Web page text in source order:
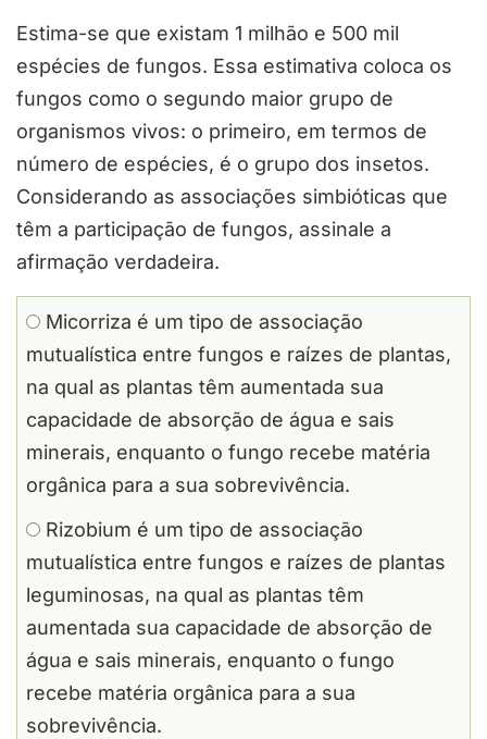
Estima-se que existam 1 milhão e 500 mil
espécies de fungos. Essa estimativa coloca os
fungos como o segundo maior grupo de
organismos vivos: o primeiro, em termos de
número de espécies, é o grupo dos insetos.
Considerando as associações simbióticas que
têm a participação de fungos, assinale a
afirmação verdadeira.
Micorriza é um tipo de associação
mutualística entre fungos e raízes de plantas,
na qual as plantas têm aumentada sua
capacidade de absorção de água e sais
minerais, enquanto o fungo recebe matéria
orgânica para a sua sobrevivência.
Rizobium é um tipo de associação
mutualística entre fungos e raízes de plantas
leguminosas, na qual as plantas têm
aumentada sua capacidade de absorção de
água e sais minerais, enquanto o fungo
recebe matéria orgânica para a sua
sobrevivência.